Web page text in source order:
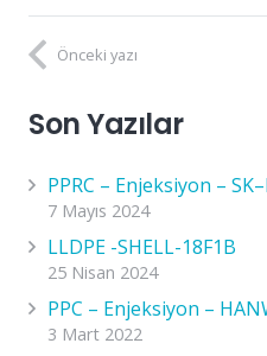
Önceki yazı
Son Yazılar
PPRC – Enjeksiyon –
7 Mayıs 2024
LLDPE -SHELL-18F1B
25 Nisan 2024
PPC – Enjeksiyon –
3 Mart 2022